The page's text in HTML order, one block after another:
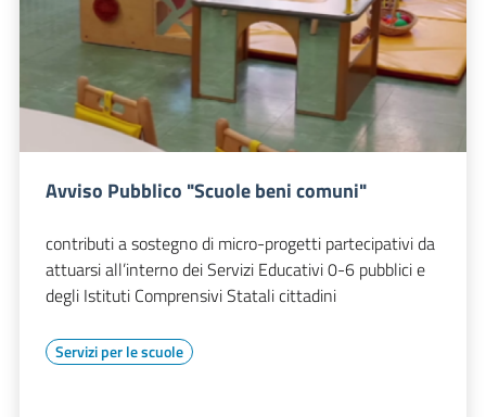
Avviso Pubblico "Scuole beni comuni"
contributi a sostegno di micro-progetti partecipativi da
attuarsi all’interno dei Servizi Educativi 0-6 pubblici e
degli Istituti Comprensivi Statali cittadini
Servizi per le scuole